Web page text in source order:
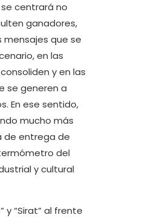
centrará no
ganadores,
mensajes que se
en las
y en las
se generen a
En ese sentido,
mucho más
de entrega de
del
y cultural
y “Sirat” al frente